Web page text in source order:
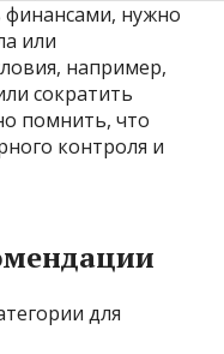
нужно
или
например,
сократить
помнить, что
контроля и
для